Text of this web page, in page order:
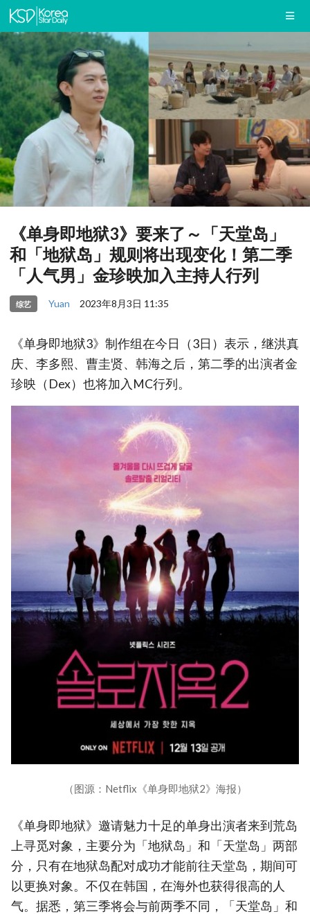
《单身即地狱3》要来了～「天堂岛」
和「地狱岛」规则将出现变化！第二季
「人气男」金珍映加入主持人行列
综艺 Yuan 2023年8月3日 11:35
《单身即地狱3》制作组在今日（3日）表示，继洪真
庆、李多熙、曹圭贤、韩海之后，第二季的出演者金
珍映（Dex）也将加入MC行列。
（图源：Netflix《单身即地狱2》海报）
《单身即地狱》邀请魅力十足的单身出演者来到荒岛
上寻觅对象，主要分为「地狱岛」和「天堂岛」两部
分，只有在地狱岛配对成功才能前往天堂岛，期间可
以更换对象。不仅在韩国，在海外也获得很高的人
气。据悉，第三季将会与前两季不同，「天堂岛」和